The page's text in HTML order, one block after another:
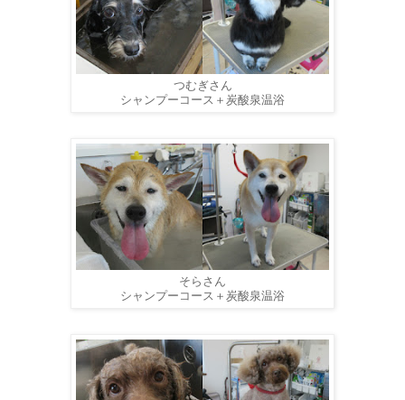
つむぎさん
シャンプーコース＋炭酸泉温浴
そらさん
シャンプーコース＋炭酸泉温浴